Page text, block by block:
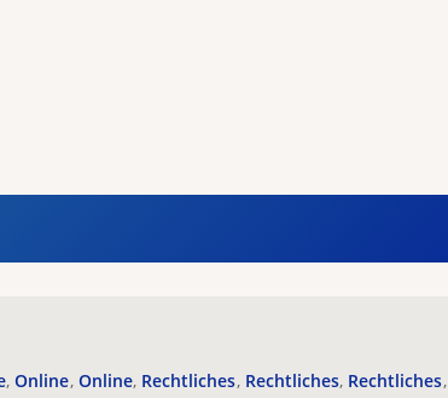
Online Online Rechtliches Rechtliches Rechtliches